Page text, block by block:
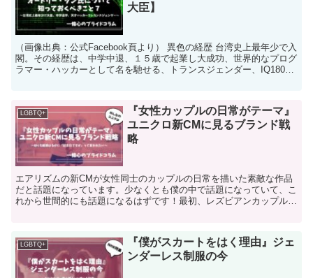
大臣】
（画像出典：公式Facebook頁より） 異色の経歴 台湾史上最年少で入
閣。その経歴は、中学中退、１５歳で起業し大成功、世界的なプログ
ラマー・ハッカーとして名を馳せる、トランスジェンダー、IQ180以
LGBTQ+
『女性カップルの日常がテーマ』
ユニクロ新CMに見るブランド戦
略
エアリズムの新CMが女性同士のカップルの日常を描いた素敵な作品
だと話題になっています。少なくとも僕の中で話題になっていて、こ
れから世間的にも話題になるはずです！最初、レズビアンカップルと
LGBTQ+
『僕がスカートをはく理由』ジェ
ンダーレス制服の今